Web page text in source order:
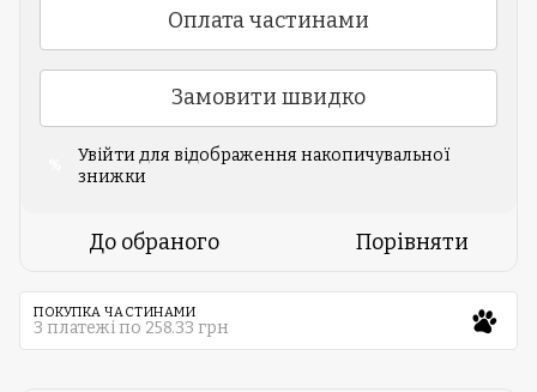
Оплата частинами
Замовити швидко
Увійти для відображення накопичувальної
знижки
До обраного Порівняти
ПОКУПКА ЧАСТИНАМИ
3 платежі по 258.33 грн